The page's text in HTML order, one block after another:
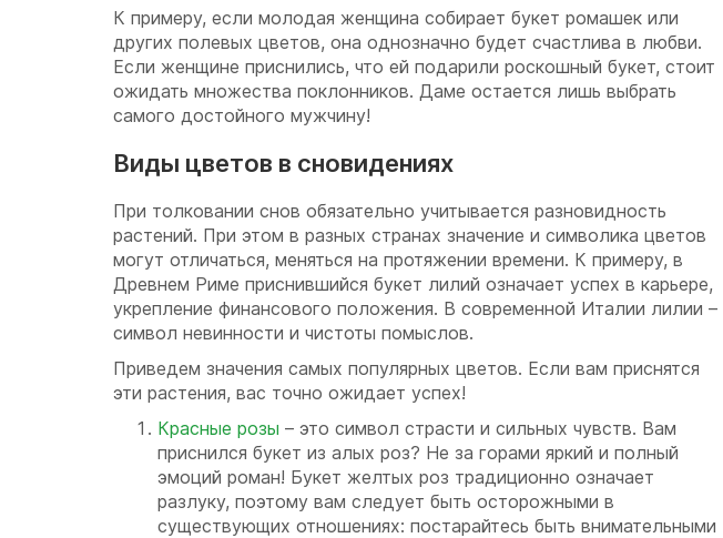
К примеру, если молодая женщина собирает букет ромашек или
других полевых цветов, она однозначно будет счастлива в любви.
Если женщине приснились, что ей подарили роскошный букет, стоит
ожидать множества поклонников. Даме остается лишь выбрать
самого достойного мужчину!
Виды цветов в сновидениях
При толковании снов обязательно учитывается разновидность
растений. При этом в разных странах значение и символика цветов
могут отличаться, меняться на протяжении времени. К примеру, в
Древнем Риме приснившийся букет лилий означает успех в карьере,
укрепление финансового положения. В современной Италии лилии –
символ невинности и чистоты помыслов.
Приведем значения самых популярных цветов. Если вам приснятся
эти растения, вас точно ожидает успех!
Красные розы – это символ страсти и сильных чувств. Вам
приснился букет из алых роз? Не за горами яркий и полный
эмоций роман! Букет желтых роз традиционно означает
разлуку, поэтому вам следует быть осторожными в
существующих отношениях: постарайтесь быть внимательными